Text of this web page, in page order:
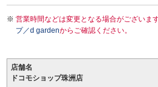
営業時間などは変更となる場合がございま
プ／d gardenからご確認ください。
店舗名
ドコモショップ珠洲店